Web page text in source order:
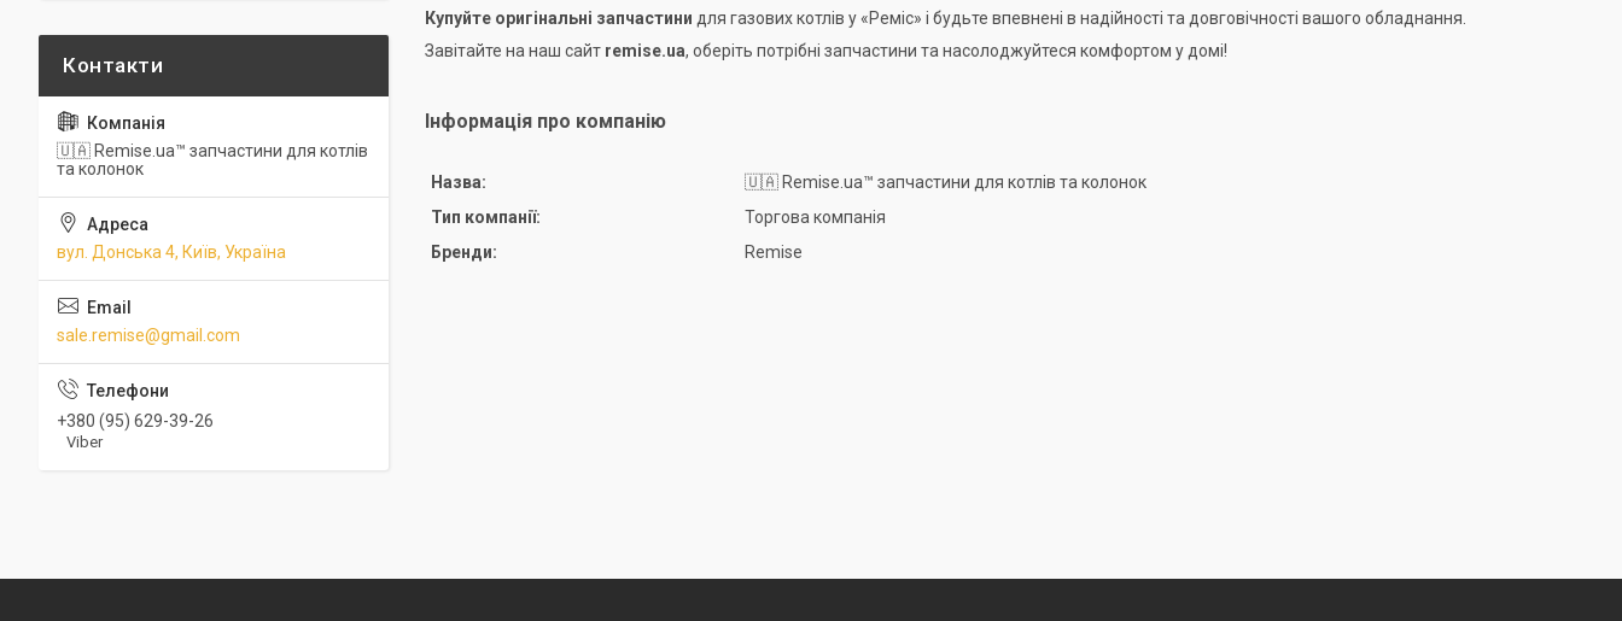
Купуйте оригінальні запчастини для газових котлів у «Реміс» і будьте впевнені в надійності та довговічності вашого обладнання.
Завітайте на наш сайт remise.ua, оберіть потрібні запчастини та насолоджуйтеся комфортом у домі!
Інформація про компанію
Назва:
🇺🇦 Remise.ua™ запчастини для котлів та колонок
Тип компанії:
Торгова компанія
Бренди:
Remise
🇺🇦 Remise.ua™ запчастини для котлів
та колонок
вул. Донська 4, Київ, Україна
sale.remise@gmail.com
+380 (95) 629-39-26
Viber